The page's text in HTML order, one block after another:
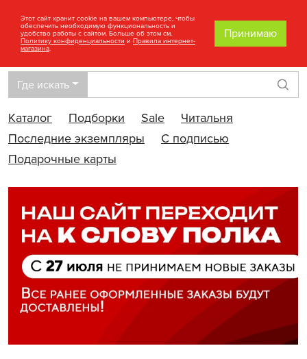
Где искать
Каталог
Подборки Sale
Читальня
Последние экземпляры
С подписью
Подарочные карты
Этот сайт хранит cookie на вашем компьютере, чтобы
обеспечить необходимую функциональность и
удобство работы с сайтом. Больше об этом см.
Политику конфиденциальности и Правила интернет-
магазина.
Принимаю